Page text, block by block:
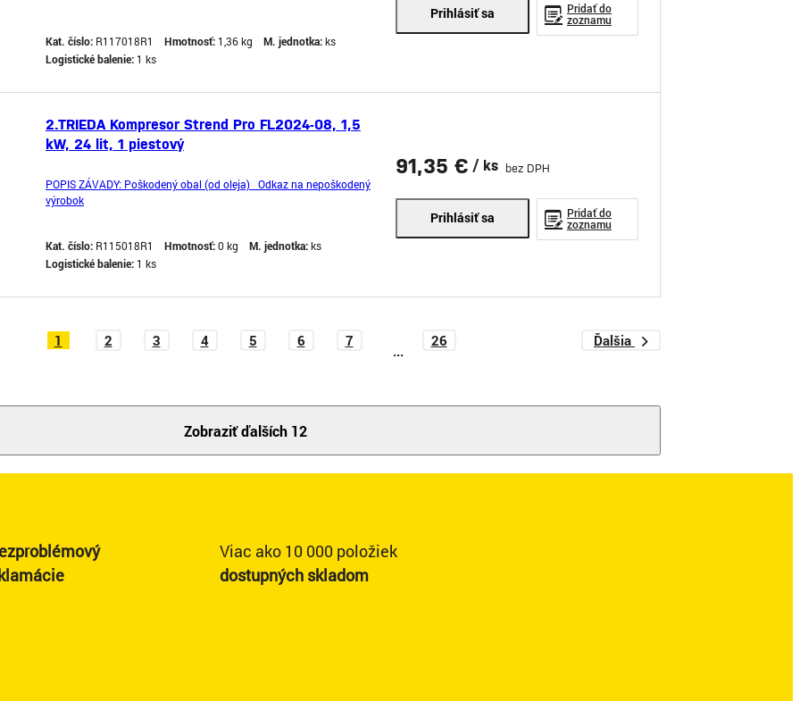
Kat. číslo: R117018R1 Hmotnosť: 1,36 kg M. jednotka:ks
Logistické balenie: 1 ks
Prihlásiť sa
Pridať do
zoznamu
2.TRIEDA Kompresor Strend Pro FL2024-08, 1,5
kW, 24 lit, 1 piestový
POPIS ZÁVADY: Poškodený obal (od oleja) Odkaz na nepoškodený
výrobok
Kat. číslo: R115018R1 Hmotnosť:0 kg M. jednotka:ks
Logistické balenie: 1 ks
91,35 € / ks bez DPH
Prihlásiť sa
Pridať do
zoznamu
Zobraziť ďalších 12
1 2 3 4 5 6 7
...
26 Ďalšia
Viac ako 10 000 položiek
dostupných skladom